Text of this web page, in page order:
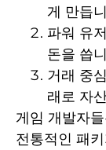
게 만듭
파워 유
돈을 씁
거래 중
래로 자
게임 개발자
전통적인 패